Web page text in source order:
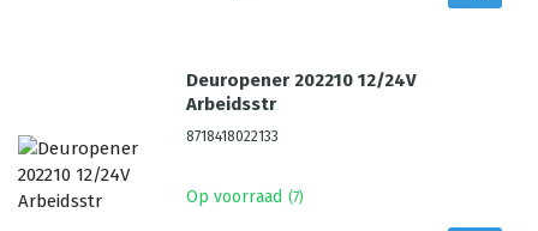
Deuropener 202210 12/24V
Arbeidsstr
8718418022133
Op voorraad (7)